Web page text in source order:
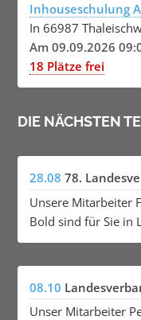
Inhouseschulung
In 66987
Am 09.09.2026
18 Plätze frei
DIE NÄCHSTEN
28.08 78.
Unsere Mitarbeiter
Bold sind für Sie in
08.10
Unser Mitarbeiter